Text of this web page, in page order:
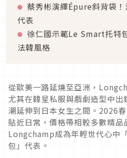
蔡秀彬演繹Épure斜背袋
代表
徐仁國示範Le Smart托特
法韓風格
從歐美一路延燒至亞洲，
尤其在韓星私服與戲劇造型中
潮延伸到日本女生之間。2026
貼近日常，價格帶相較多數精
Longchamp成為年輕世代心中
包」代表。